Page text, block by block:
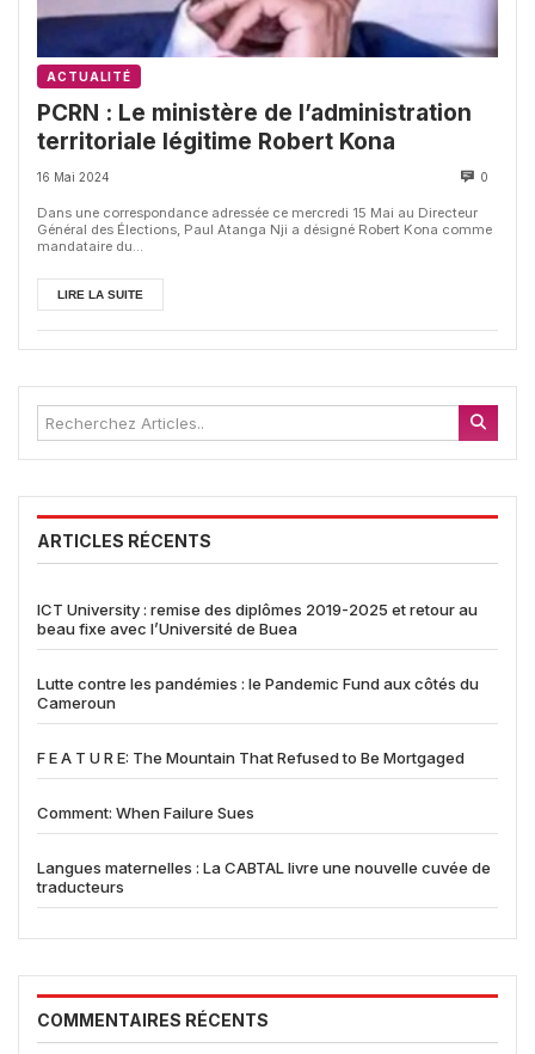
ACTUALITÉ
PCRN : Le ministère de l’administration
territoriale légitime Robert Kona
16 Mai 2024 0
Dans une correspondance adressée ce mercredi 15 Mai au Directeur
Général des Élections, Paul Atanga Nji a désigné Robert Kona comme
mandataire du...
LIRE LA SUITE
ARTICLES RÉCENTS
ICT University : remise des diplômes 2019-2025 et retour au
beau fixe avec l’Université de Buea
Lutte contre les pandémies : le Pandemic Fund aux côtés du
Cameroun
F E A T U R E: The Mountain That Refused to Be Mortgaged
Comment: When Failure Sues
Langues maternelles : La CABTAL livre une nouvelle cuvée de
traducteurs
COMMENTAIRES RÉCENTS